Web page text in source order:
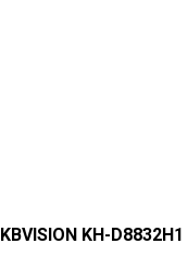
KBVISION KH-D8832H1